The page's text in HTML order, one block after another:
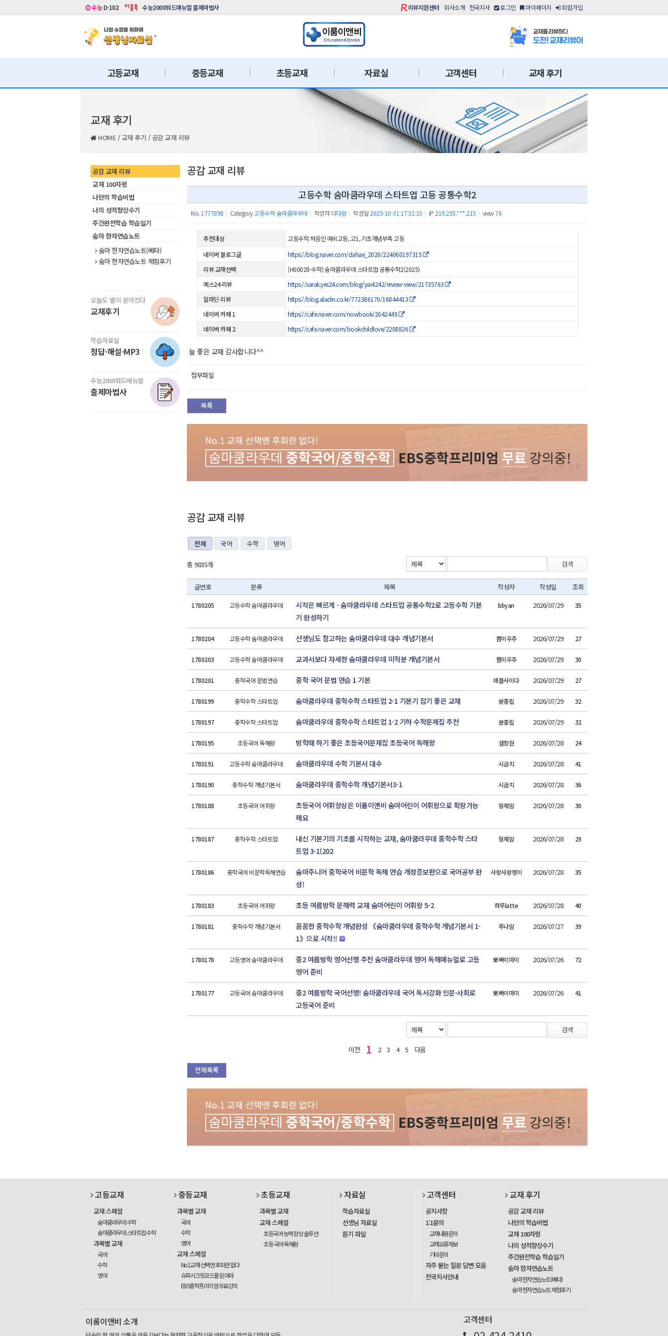
수능D-102 수능2000워드매뉴얼 출제마법사 리뷰지원센터 회사소개 전국지사 로그인 마이페이지 회원가입
고등교재 중등교재 초등교재 자료실 고객센터 교재 후기
교재 후기
HOME /교재 후기 /공감 교재 리뷰
공감 교재 리뷰
교재 100자평
나만의 학습비법
나의 성적향상수기
주간완전학습 학습일기
숨마 한자연습노트
숨마 한자연습노트(베타)
숨마 한자연습노트 체험후기
오늘도 별이 쏟아진다
교재후기
학습자료실
정답·해설·MP3
수능2000워드매뉴얼
출제마법사
공감 교재 리뷰
고등수학 숨마쿰라우데 스타트업 고등 공통수학2
No. 1777898 | Category고등수학 숨마쿰라우데 | 작성자 다다맘 | 작성일 2025-10-31 17:31:15 | IP 219.255.***.215 | view 76
추천대상
고등수학 처음인 예비고등, 고1, 기초개념부족 고등
네이버 블로그글
https://blog.naver.com/dahae_2020/224060197315
리뷰 교재선택
[H00028-수학] 숨마쿰라우데 스타트업 공통수학2(2025)
예스24 리뷰
https://sarak.yes24.com/blog/yai4242/review-view/21735763
알라딘 리뷰
https://blog.aladin.co.kr/772386170/16844413
네이버 카페 1
https://cafe.naver.com/nowbook/2042449
네이버 카페 2
https://cafe.naver.com/bookchildlove/2208826
늘 좋은 교재 감사합니다^^
첨부파일
목록
공감 교재 리뷰
전체 국어 수학 영어
총 9835개 검색
글번호 분류 제목 작성자 작성일 조회
1780205 고등수학 숨마쿰라우데
시작은 빠르게 - 숨마쿰라우데 스타트업 공통수학2로 고등수학 기본
기 완성하기
bbyan 2026/07/29 35
1780204 고등수학 숨마쿰라우데 선생님도 참고하는 숨마쿰라우데 대수 개념기본서 쁨이우주 2026/07/29 27
1780203 고등수학 숨마쿰라우데 교과서보다 자세한 숨마쿰라우데 미적분 개념기본서 쁨이우주 2026/07/29 30
1780201 중학국어 문법연습 중학 국어 문법 연습 1 기본 애플사이다 2026/07/29 27
1780199 중학수학 스타트업 숨마쿰라우데 중학수학 스타트업 2-1 기본기 잡기 좋은 교재 분홍립 2026/07/29 32
1780197 중학수학 스타트업 숨마쿰라우데 중학수학 스타트업 1-2 기하 수학문제집 추천 분홍립 2026/07/29 32
1780195 초등국어 독해왕 방학때 하기 좋은 초등국어문제집 초등국어 독해왕 셀창원 2026/07/28 24
1780191 고등수학 숨마쿰라우데 숨마쿰라우데 수학 기본서 대수 시금치 2026/07/28 41
1780190 중학수학 개념기본서 숨마쿰라우데 중학수학 개념기본서3-1 시금치 2026/07/28 36
1780188 초등국어 어휘왕
초등국어 어휘향상은 이룸이앤비 숨마어린이 어휘왕으로 확장가능
해요
형제맘 2026/07/28 30
1780187 중학수학 스타트업
내신 기본기의 기초를 시작하는 교재, 숨마쿰라우데 중학수학 스타
트업 3-1(202
형제맘 2026/07/28 29
1780186 중학국어 비문학독해연습
숨마주니어 중학국어 비문학 독해 연습 개정증보판으로 국어공부 완
성!
사랑사랑쟁이 2026/07/28 35
1780183 초등국어 어휘왕 초등 여름방학 문해력 교재 숨마어린이 어휘왕 5-2 하루latte 2026/07/28 40
1780181 중학수학 개념기본서
꼼꼼한 중학수학 개념완성 《숨마쿰라우데 중학수학 개념기본서 1-
1》으로 시작!!
루나맘 2026/07/27 39
1780178 고등영어 숨마쿰라우데
중2 여름방학 영어선행 추천 숨마쿰라우데 영어 독해매뉴얼로 고등
영어 준비
뽀빠이마미 2026/07/26 72
1780177 고등국어 숨마쿰라우데
중2 여름방학 국어선행! 숨마쿰라우데 국어 독서강화 인문·사회로
고등국어 준비
뽀빠이마미 2026/07/26 41
검색
이전 1 2 3 4 5 다음
전체목록
고등교재
교재 스페셜
숨마쿰라우데 수학
숨마쿰라우데 스타트업 수학
과목별 교재
국어
수학
영어
중등교재
과목별 교재
국어
수학
영어
교재 스페셜
No1교재 선택엔 후회란 없다
슈퍼시크릿코드를 믿어라
EBS중학프리미엄 무료강의
초등교재
과목별 교재
교재 스페셜
초등국어 능력 향상 솔루션
초등 국어 독해왕
자료실
학습자료실
선생님 자료실
듣기 파일
고객센터
공지사항
1:1문의
교재내용문의
교재오류제보
기타문의
자주 묻는 질문 답변 모음
전국지사안내
교재 후기
공감 교재 리뷰
나만의 학습비법
교재 100자평
나의 성적향상수기
주간완전학습 학습일기
숨마 한자연습노트
숨마 한자연습노트(베타)
숨마 한자연습노트 체험후기
이룸이앤비 소개 고객센터